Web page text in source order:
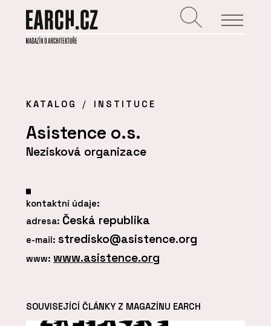
KATALOG INSTITUCE
Asistence o.s.
Nezisková organizace
kontaktní údaje:
adresa: Česká republika
e-mail: stredisko@asistence.org
www: www.asistence.org
SOUVISEJÍCÍ ČLÁNKY Z MAGAZÍNU EARCH